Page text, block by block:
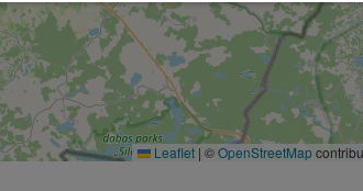
Leaflet | ©OpenStreetMap